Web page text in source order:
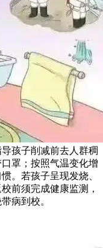
孩子削减前去人群稠
罩；按照气温变化增
。若孩子呈现发烧、
前须完成健康监测，
病到校。